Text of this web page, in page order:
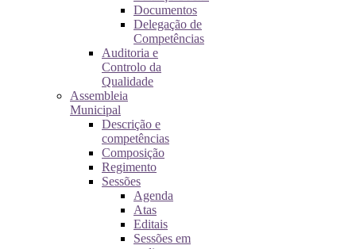
Documentos
Delegação de
Competências
Auditoria e
Controlo da
Qualidade
Assembleia
Municipal
Descrição e
competências
Composição
Regimento
Sessões
Agenda
Atas
Editais
Sessões em